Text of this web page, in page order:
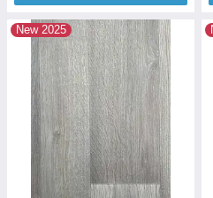
New 2025